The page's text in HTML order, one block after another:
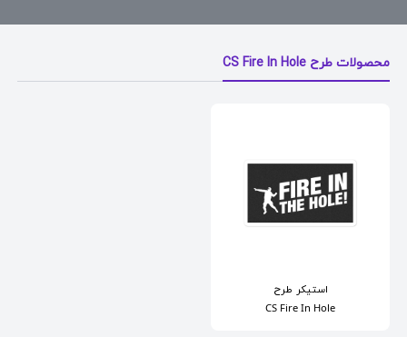
محصولات طرح CS Fire In Hole
استیکر طرح
CS Fire In Hole